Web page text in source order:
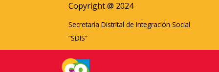
Copyright @ 2024
Secretaría Distrital de Integración Social
“SDIS”